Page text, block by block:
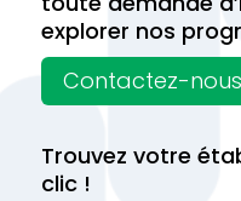
explorer nos
Contactez-nous
Trouvez votre
clic !